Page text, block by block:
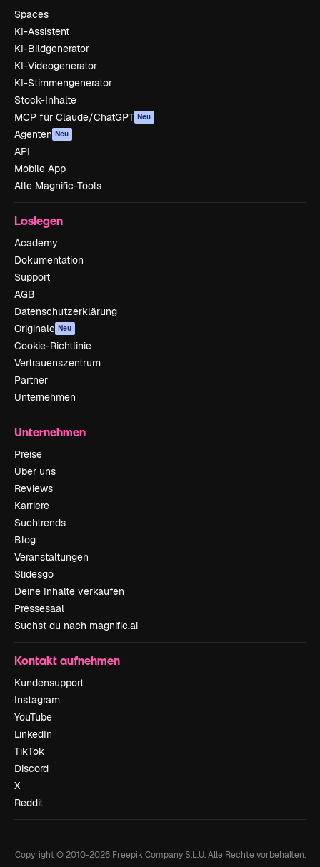
Spaces
KI-Assistent
KI-Bildgenerator
KI-Videogenerator
KI-Stimmengenerator
Stock-Inhalte
MCP für Claude/ChatGPT Neu
Agenten Neu
API
Mobile App
Alle Magnific-Tools
Loslegen
Academy
Dokumentation
Support
AGB
Datenschutzerklärung
Originale Neu
Cookie-Richtlinie
Vertrauenszentrum
Partner
Unternehmen
Unternehmen
Preise
Über uns
Reviews
Karriere
Suchtrends
Blog
Veranstaltungen
Slidesgo
Deine Inhalte verkaufen
Pressesaal
Suchst du nach magnific.ai
Kontakt aufnehmen
Kundensupport
Instagram
YouTube
LinkedIn
TikTok
Discord
X
Reddit
Copyright © 2010-2026Freepik Company S.L.U. Alle Rechte vorbehalten.